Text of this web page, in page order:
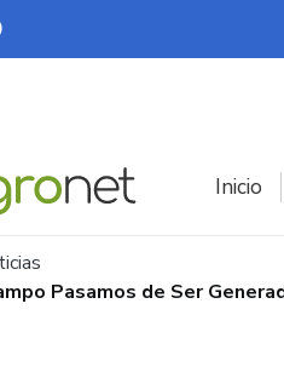
Inicio
navegación
Pasamos de Ser